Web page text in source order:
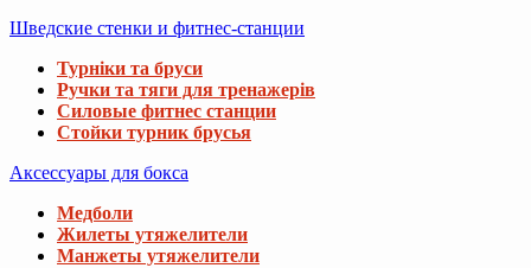
Шведские стенки и фитнес-станции
Турніки та бруси
Ручки та тяги для тренажерів
Силовые фитнес станции
Стойки турник брусья
Аксессуары для бокса
Медболи
Жилеты утяжелители
Манжеты утяжелители